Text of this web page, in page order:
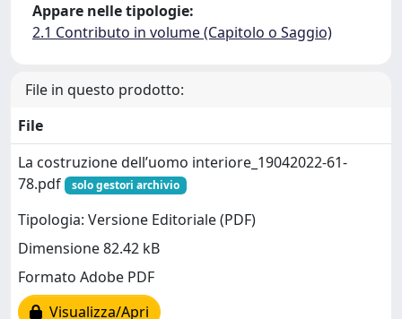
Appare nelle tipologie:
2.1 Contributo in volume (Capitolo o Saggio)
File in questo prodotto:
File
La costruzione dell’uomo interiore_19042022-61-
78.pdf
solo gestori archivio
Tipologia: Versione Editoriale (PDF)
Dimensione 82.42 kB
Formato Adobe PDF
Visualizza/Apri